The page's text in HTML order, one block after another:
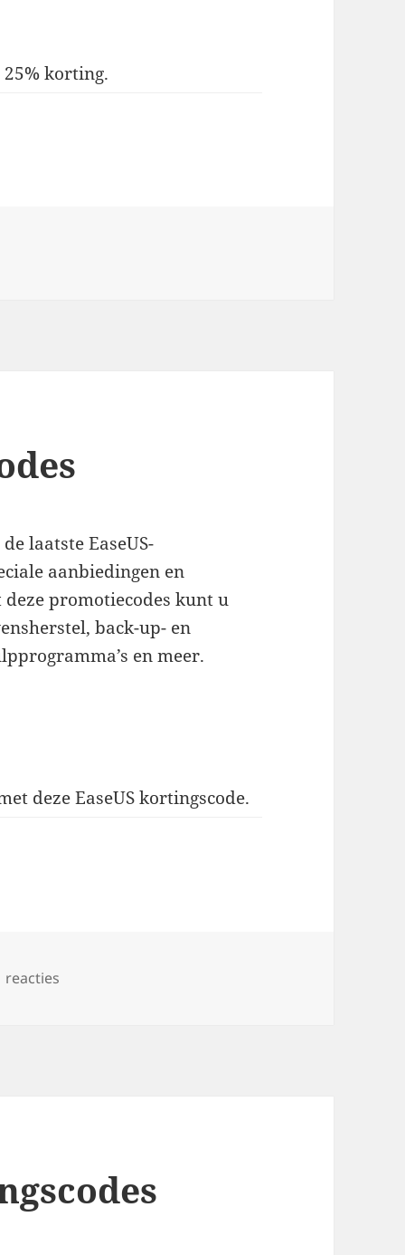
korting.
laatste EaseUS-
aanbiedingen en
deze promotiecodes kunt u
back-up- en
en meer.
deze EaseUS kortingscode.
reacties